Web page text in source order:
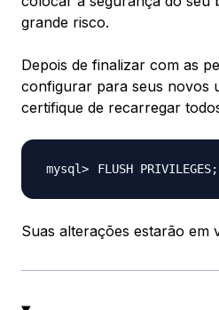
grande risco.
Depois de finalizar com as
configurar para seus novos
certifique de recarregar
FLUSH PRIVILEGES;
Suas alterações estarão em